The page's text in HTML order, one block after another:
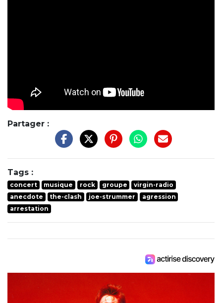
Partager :
Tags :
concert musique rock groupe
virgin-radio
anecdote
the-clash joe-strummer
agression
arrestation